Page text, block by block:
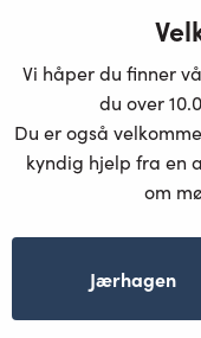
Vi håper du finner
du over
Du er også
kyndig hjelp fra en
om
Jærhagen